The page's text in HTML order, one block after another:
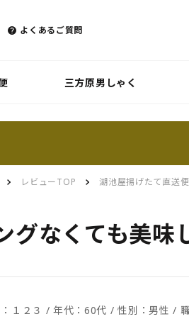
よくあるご質問
三方原男しゃく
レビューTOP 湖池屋揚げたて直送便
グなくても美味
１２３ / 年代：60代 / 性別：男性 /